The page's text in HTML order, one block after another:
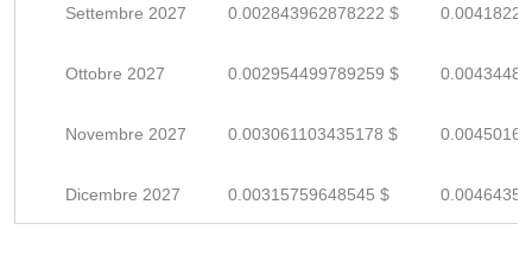
Settembre 2027 0.002843962878222 $
Ottobre 2027 0.002954499789259 $
Novembre 2027 0.003061103435178 $
Dicembre 2027 0.00315759648545 $